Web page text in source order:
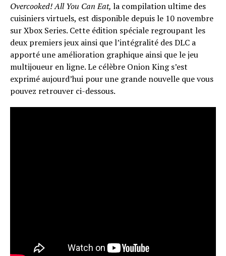
Overcooked! All You Can Eat, la compilation ultime des
cuisiniers virtuels, est disponible depuis le 10 novembre
sur Xbox Series. Cette édition spéciale regroupant les
deux premiers jeux ainsi que l’intégralité des DLC a
apporté une amélioration graphique ainsi que le jeu
multijoueur en ligne. Le célèbre Onion King s’est
exprimé aujourd’hui pour une grande nouvelle que vous
pouvez retrouver ci-dessous.